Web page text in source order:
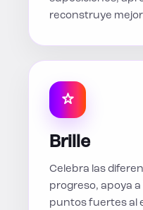
reconstruye
Brille
Celebra las
progreso, apoya
puntos fuertes al